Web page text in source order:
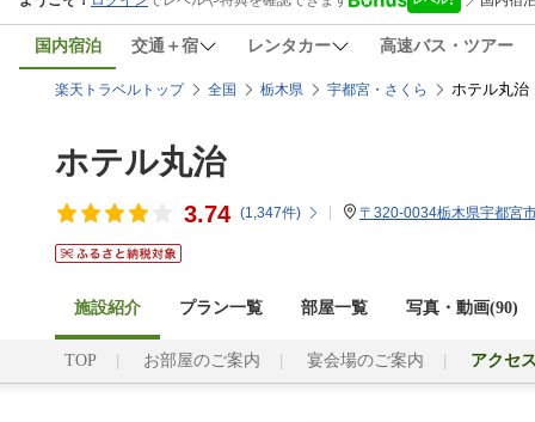
国内宿泊 交通＋宿 レンタカー 高速バス・ツアー
楽天トラベルトップ 全国 栃木県 宇都宮・さくら ホテル丸治
ホテル丸治
3.74 (1,347件) 〒320-0034栃木県宇都宮
施設紹介 プラン一覧 部屋一覧 写真・動画(90)
TOP お部屋のご案内 宴会場のご案内 アクセ